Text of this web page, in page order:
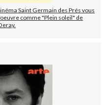
Saint Germain des Prés vous
comme "Plein soleil" de